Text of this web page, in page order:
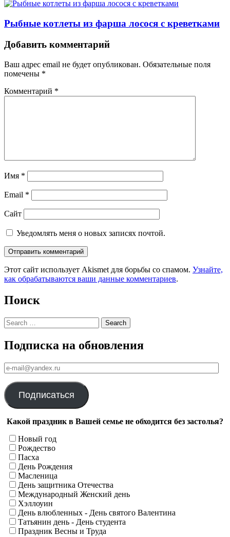
Рыбные котлеты из фарша лосося с креветками
Навигация
Добавить комментарий
Ваш адрес email не будет опубликован. Обязательные поля
помечены *
Комментарий *
Имя *
Email *
Сайт
Уведомлять меня о новых записях почтой.
Этот сайт использует Akismet для борьбы со спамом. Узнайте,
как обрабатываются ваши данные комментариев.
Поиск
Search
Подписка на обновления
е-
mail@yandex.ru
Подписаться
Какой праздник в Вашей семье не обходится без застолья?
Новый год
Рождество
Пасха
День Рождения
Масленица
День защитника Отечества
Международный Женский день
Хэллоуин
День влюбленных - День святого Валентина
Татьянин день - День студента
Праздник Весны и Труда